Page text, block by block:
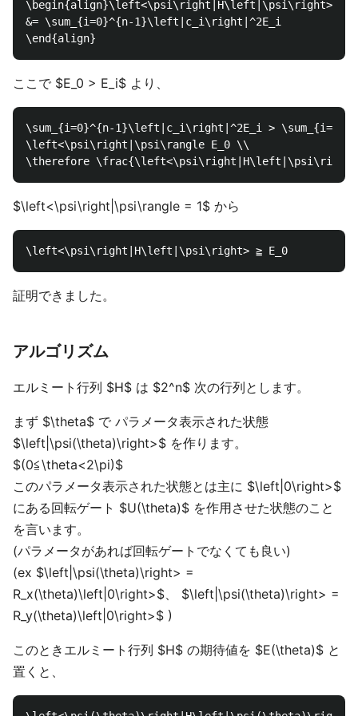
\begin{align}\left<\psi\right|H\left|\psi\right> &=
&= \sum_{i=0}^{n-1}\left|c_i\right|^2E_i
ここで $E_0 > E_i$ より、
\sum_{i=0}^{n-1}\left|c_i\right|^2E_i >
\left<\psi\right|\psi\rangle E_0 \\
$\left<\psi\right|\psi\rangle = 1$ から
証明できました。
アルゴリズム
エルミート行列 $H$ は $2^n$ 次の行列とします。
まず $\theta$ で パラメータ表示された状態
$\left|\psi(\theta)\right>$ を作ります。
$(0≦\theta<2\pi)$
このパラメータ表示された状態とは主に $\left|0\right>$
にある回転ゲート $U(\theta)$ を作用させた状態のこと
を言います。
(パラメータがあれば回転ゲートでなくても良い)
(ex $\left|\psi(\theta)\right> =
R_x(\theta)\left|0\right>$、 $\left|\psi(\theta)\right> =
R_y(\theta)\left|0\right>$ )
このときエルミート行列 $H$ の期待値を $E(\theta)$ と
置くと、